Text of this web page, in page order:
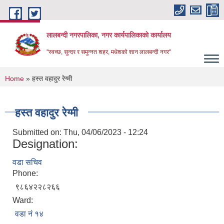
Skip to main content
लालबन्दी नगरपालिका, नगर कार्यपालिकाकाे कार्यालय
''स्वच्छ, सुन्दर र समुन्नत शहर, मधेशको शान लालबन्दी नगर''
You are here
Home » हस्त वहादुर रेग्मी
हस्त वहादुर रेग्मी
Submitted on: Thu, 04/06/2023 - 12:24
Designation:
वडा सचिव
Phone:
९८६४२२८२६६
Ward:
वडा नं १४